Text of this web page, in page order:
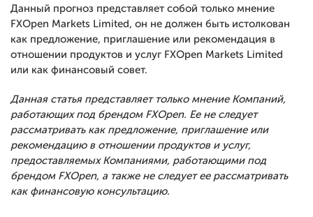
Данный прогноз представляет собой только мнение
FXOpen Markets Limited, он не должен быть истолкован
как предложение, приглашение или рекомендация в
отношении продуктов и услуг FXOpen Markets Limited
или как финансовый совет.
Данная статья представляет только мнение Компаний,
работающих под брендом FXOpen. Ее не следует
рассматривать как предложение, приглашение или
рекомендацию в отношении продуктов и услуг,
предоставляемых Компаниями, работающими под
брендом FXOpen, а также не следует ее рассматривать
как финансовую консультацию.